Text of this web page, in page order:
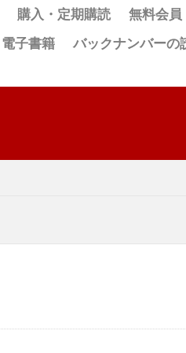
購入・定期購読
無料会員
電子書籍
バックナンバーの
索